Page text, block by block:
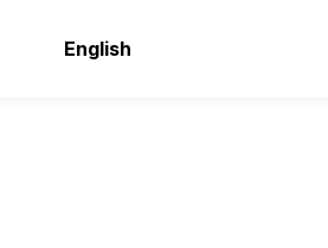
English